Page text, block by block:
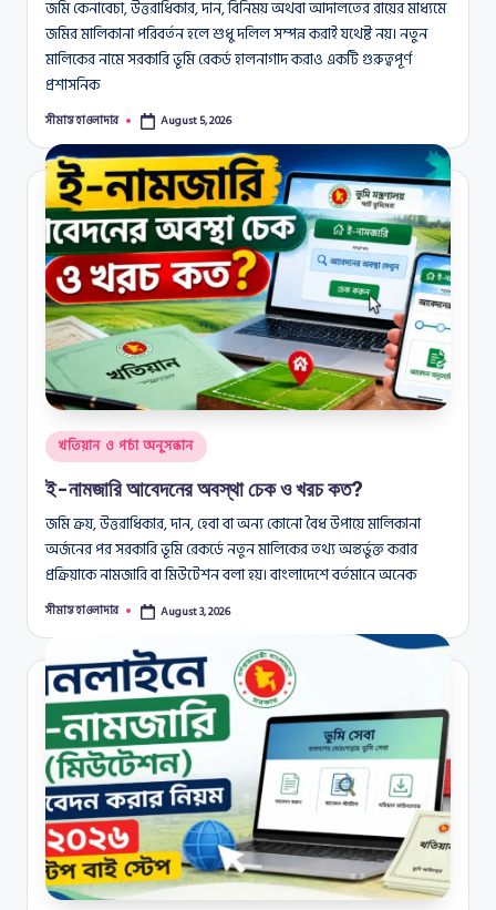
জমি কেনাবেচা, উত্তরাধিকার, দান, বিনিময় অথবা আদালতের রায়ের মাধ্যমে
জমির মালিকানা পরিবর্তন হলে শুধু দলিল সম্পন্ন করাই যথেষ্ট নয়। নতুন
মালিকের নামে সরকারি ভূমি রেকর্ড হালনাগাদ করাও একটি গুরুত্বপূর্ণ
প্রশাসনিক
Posted
সীমান্ত হাওলাদার August 5, 2026
Posted
in
খতিয়ান ও পর্চা অনুসন্ধান
ই-নামজারি আবেদনের অবস্থা চেক ও খরচ কত?
জমি ক্রয়, উত্তরাধিকার, দান, হেবা বা অন্য কোনো বৈধ উপায়ে মালিকানা
অর্জনের পর সরকারি ভূমি রেকর্ডে নতুন মালিকের তথ্য অন্তর্ভুক্ত করার
প্রক্রিয়াকে নামজারি বা মিউটেশন বলা হয়। বাংলাদেশে বর্তমানে অনেক
Posted
সীমান্ত হাওলাদার August 3, 2026